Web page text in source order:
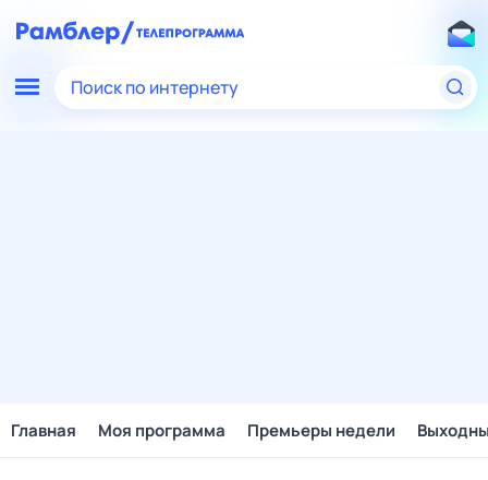
Поиск по интернету
Главная Моя программа Премьеры недели